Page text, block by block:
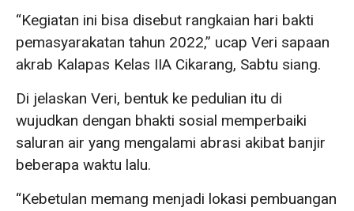
“Kegiatan ini bisa disebut rangkaian hari bakti
pemasyarakatan tahun 2022,” ucap Veri sapaan
akrab Kalapas Kelas IIA Cikarang, Sabtu siang.
Di jelaskan Veri, bentuk ke pedulian itu di
wujudkan dengan bhakti sosial memperbaiki
saluran air yang mengalami abrasi akibat banjir
beberapa waktu lalu.
“Kebetulan memang menjadi lokasi pembuangan